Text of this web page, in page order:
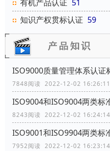
有机产品认证 51
知识产权贯标认证 59
ISO9000质量管理体系认证
7848阅读 2022-12-02 16:26:11
ISO9004和ISO9004两类标
8243阅读 2022-12-02 16:24:14
ISO9001和ISO9904两类标
7952阅读 2022-12-02 16:23:14